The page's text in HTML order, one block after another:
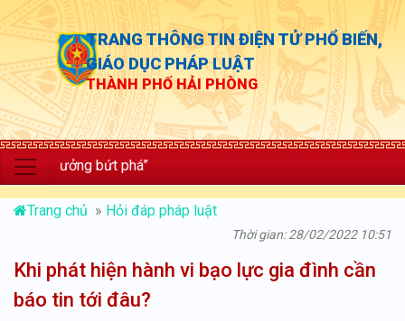
TRANG THÔNG TIN ĐIỆN TỬ PHỔ BIẾN,
GIÁO DỤC PHÁP LUẬT
THÀNH PHỐ HẢI PHÒNG
bứt phá”
Trang chủ » Hỏi đáp pháp luật
Thời gian: 28/02/2022 10:51
Khi phát hiện hành vi bạo lực gia đình cần
báo tin tới đâu?